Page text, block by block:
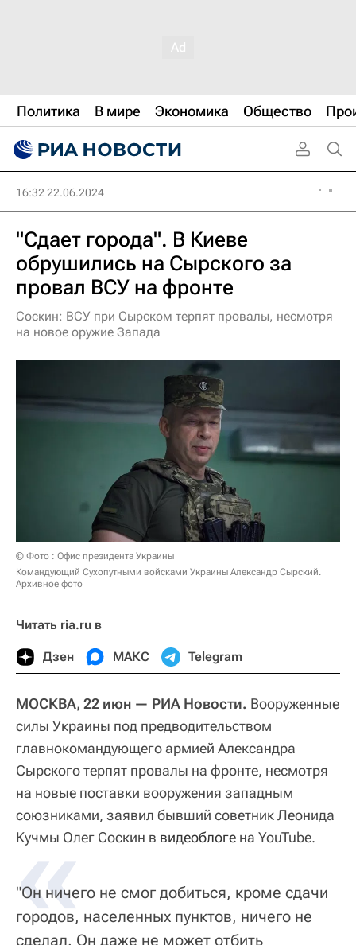
Политика В мире Экономика Общество
16:32 22.06.2024
"Сдает города". В Киеве
обрушились на Сырского за
провал ВСУ на фронте
Соскин: ВСУ при Сырском терпят провалы, несмотря
на новое оружие Запада
© Фото : Офис президента Украины
Командующий Сухопутными войсками Украины Александр Сырский.
Архивное фото
Читать ria.ru в
Дзен МАКС Telegram
МОСКВА, 22 июн — РИА Новости. Вооруженные
силы Украины под предводительством
главнокомандующего армией Александра
Сырского терпят провалы на фронте, несмотря
на новые поставки вооружения западным
союзниками, заявил бывший советник Леонида
Кучмы Олег Соскин в видеоблоге на YouTube.
«
"Он ничего не смог добиться, кроме сдачи
городов, населенных пунктов, ничего не
сделал. Он даже не может отбить